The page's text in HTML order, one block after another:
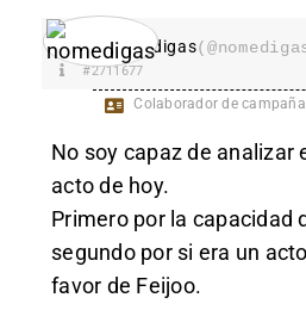
nomedigas
#2711677
Colaborador de campaña
No soy capaz de analizar
acto de hoy.
Primero por la capacidad
segundo por si era un
favor de Feijoo.